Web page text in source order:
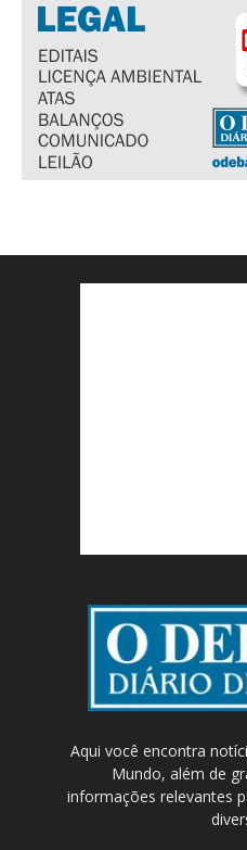
Aqui você encontra
Mundo, além de
informações relevantes